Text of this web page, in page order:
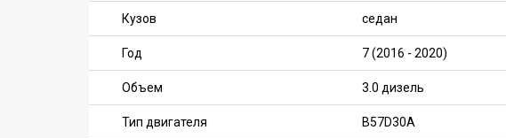
Кузов седан
Год 7 (2016 - 2020)
Объем 3.0 дизель
Тип двигателя B57D30A